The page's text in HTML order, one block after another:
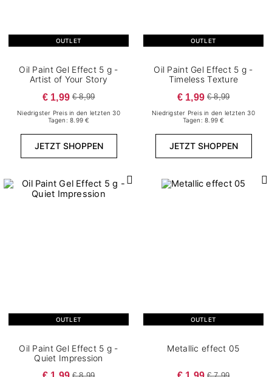
OUTLET
Oil Paint Gel Effect 5 g -
Artist of Your Story
€ 1,99 € 8,99
Niedrigster Preis in den letzten 30
Tagen: 8.99 €
JETZT SHOPPEN
OUTLET
Oil Paint Gel Effect 5 g -
Timeless Texture
€ 1,99 € 8,99
Niedrigster Preis in den letzten 30
Tagen: 8.99 €
JETZT SHOPPEN
OUTLET
Oil Paint Gel Effect 5 g -
Quiet Impression
OUTLET
Metallic effect 05